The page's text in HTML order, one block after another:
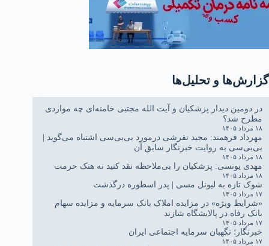
گزارش‌ها و تحلیل‌ها
در دومین دیدار پزشکیان و آیت الله مجتبی خامنه‌ای چه مواردی
مطرح شد؟
۱۸ مرداد ۱۴۰۵
مهرداد فرهمند: مجید تفرشی درمورد بی‌بی‌سی اشتباه می‌گوید |
بی‌بی‌سی به روایت خبرنگار سابق آن
۱۸ مرداد ۱۴۰۵
مهدی یونسی: پزشکیان را بی‌ملاحظه نقد کنید نه هتک حرمت
۱۸ مرداد ۱۴۰۵
شوک تازه به لیونل مسی | پدر اسطوره درگذشت
۱۷ مرداد ۱۴۰۵
«شرایط ویژه» در مزایده املاک بانک سرمایه و مزایده سهام
بانک رفاه در پالایشگاه شازند
۱۷ مرداد ۱۴۰۵
خبرنگار؛ نگهبان سرمایه اجتماعی ایران
۱۷ مرداد ۱۴۰۵